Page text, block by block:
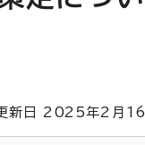
日 2025年2月 16